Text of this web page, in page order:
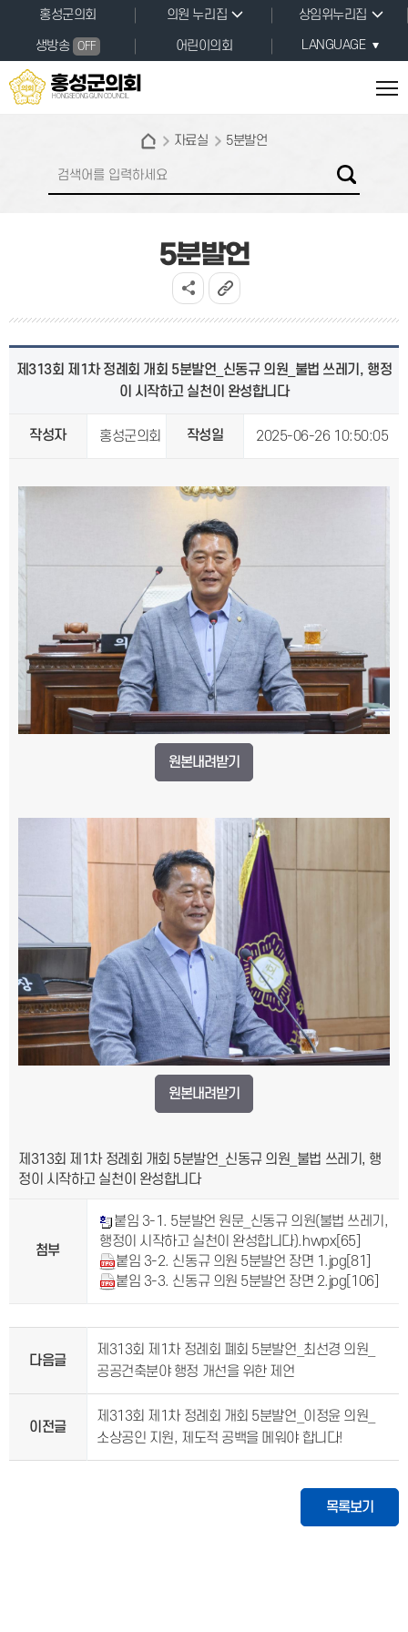
본문바로가기
홍성군의회 의원 누리집
상임위누리집
생방송
OFF 어린이의회 LANGUAGE
홍성군의회
HONGSEONG GUN COUNCIL
자료실 5분발언
5분발언
제313회 제1차 정례회 개회 5분발언_신동규 의원_불법 쓰레기, 행정
이 시작하고 실천이 완성합니다
작성자 홍성군의회 작성일 2025-06-26 10:50:05
원본내려받기
원본내려받기
제313회 제1차 정례회 개회 5분발언_신동규 의원_불법 쓰레기, 행
정이 시작하고 실천이 완성합니다
첨부
붙임 3-1. 5분발언 원문_신동규 의원(불법 쓰레기,
행정이 시작하고 실천이 완성합니다).hwpx[65]
붙임 3-2. 신동규 의원 5분발언 장면 1.jpg [81]
붙임 3-3. 신동규 의원 5분발언 장면 2.jpg [106]
다음글
제313회 제1차 정례회 폐회 5분발언_최선경 의원_
공공건축분야 행정 개선을 위한 제언
이전글
제313회 제1차 정례회 개회 5분발언_이정윤 의원_
소상공인 지원, 제도적 공백을 메워야 합니다!
목록보기